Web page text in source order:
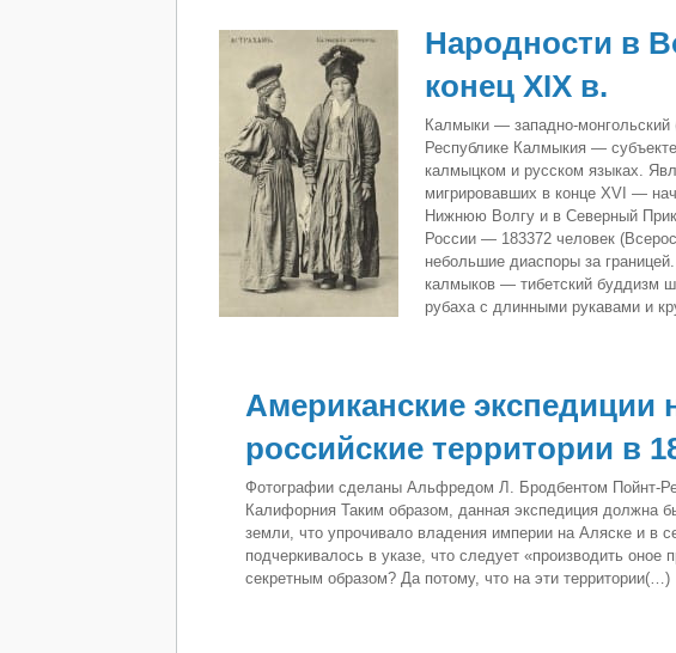
Народности в
конец XIX в.
Калмыки — западно-
Республике Калмыкия —
калмыцком и русском языках.
мигрировавших в конце XVI —
Нижнюю Волгу и в Северный
России — 183372 человек
небольшие диаспоры за
калмыков — тибетский буддизм
рубаха с длинными рукавами и
Американские экспедиции
российские территории в
Фотографии сделаны Альфредом Л. Бродбентом Пойнт-
Калифорния Таким образом, данная экспедиция должна
земли, что упрочивало владения империи на Аляске и в
подчеркивалось в указе, что следует «производить
секретным образом? Да потому, что на эти территории(…)